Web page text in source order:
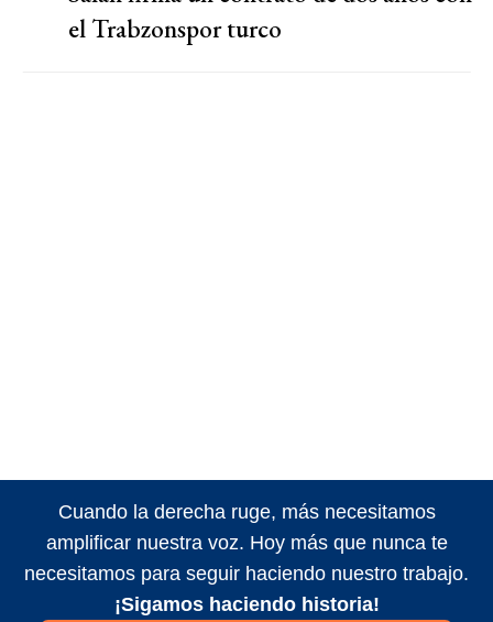
el Trabzonspor turco
Cuando la derecha ruge, más necesitamos
amplificar nuestra voz. Hoy más que nunca te
necesitamos para seguir haciendo nuestro trabajo.
¡Sigamos haciendo historia!